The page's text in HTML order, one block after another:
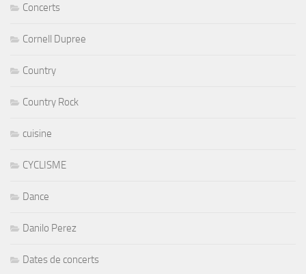
Concerts
Cornell Dupree
Country
Country Rock
cuisine
CYCLISME
Dance
Danilo Perez
Dates de concerts